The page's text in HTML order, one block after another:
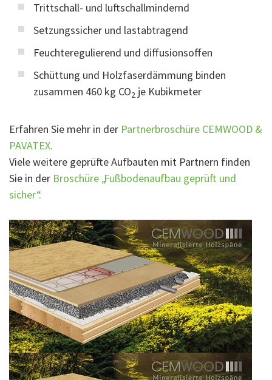
Trittschall- und luftschallmindernd
Setzungssicher und lastabtragend
Feuchteregulierend und diffusionsoffen
Schüttung und Holzfaserdämmung binden
zusammen 460 kg CO2 je Kubikmeter
Erfahren Sie mehr in der Partnerbroschüre CEMWOOD &
PAVATEX.
Viele weitere geprüfte Aufbauten mit Partnern finden
Sie in der Broschüre „Fußbodenaufbau geprüft und
sicher“.